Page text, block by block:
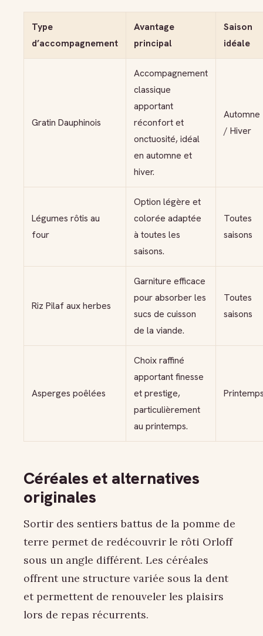
Type
d’accompagnement
Avantage
principal
Saison
idéale
Gratin Dauphinois
Accompagnement
classique
apportant
réconfort et
onctuosité, idéal
en automne et
hiver.
Automne
/ Hiver
Légumes rôtis au
four
Option légère et
colorée adaptée
à toutes les
saisons.
Toutes
saisons
Riz Pilaf aux herbes
Garniture efficace
pour absorber les
sucs de cuisson
de la viande.
Toutes
saisons
Asperges poêlées
Choix raffiné
apportant finesse
et prestige,
particulièrement
au printemps.
Céréales et alternatives
originales
Sortir des sentiers battus de la pomme de
terre permet de redécouvrir le rôti Orloff
sous un angle différent. Les céréales
offrent une structure variée sous la dent
et permettent de renouveler les plaisirs
lors de repas récurrents.